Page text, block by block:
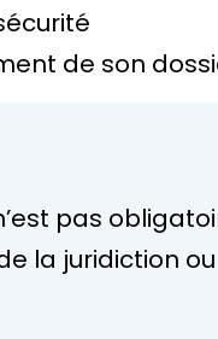
de son
pas
la juridiction